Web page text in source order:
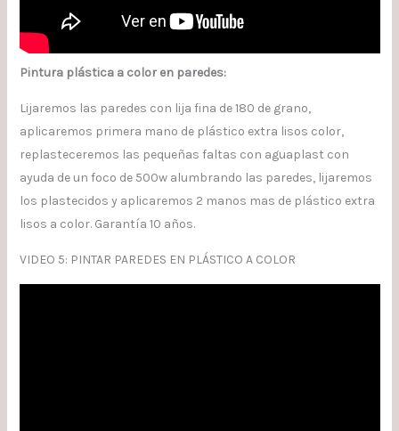
Pintura plástica a color en paredes:
Lijaremos las paredes con lija fina de 180 de grano,
aplicaremos primera mano de plástico extra lisos color,
replasteceremos las pequeñas faltas con aguaplast con
ayuda de un foco de 500w alumbrando las paredes, lijaremos
los plastecidos y aplicaremos 2 manos mas de plástico extra
lisos a color. Garantía 10 años.
VIDEO 5: PINTAR PAREDES EN PLÁSTICO A COLOR